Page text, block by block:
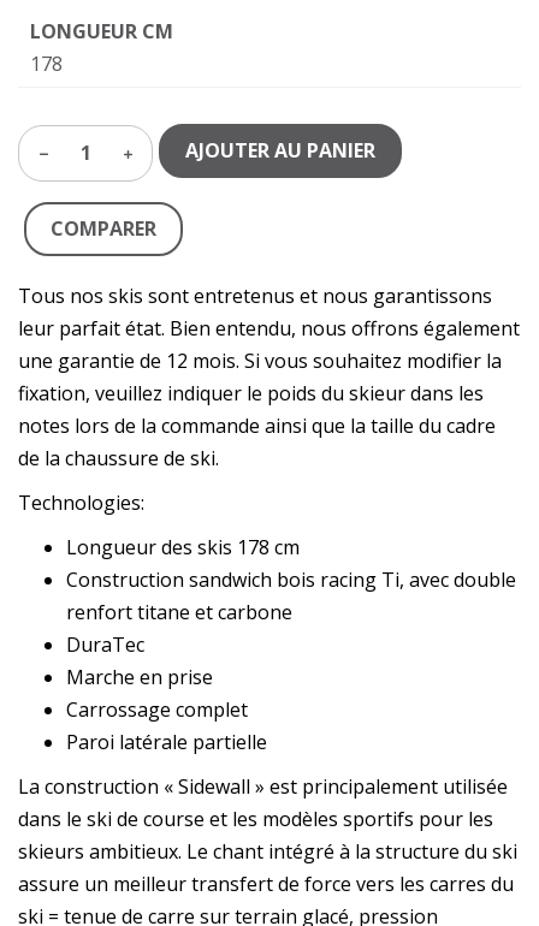
LONGUEUR CM
178
1 AJOUTER AU PANIER
COMPARER
Tous nos skis sont entretenus et nous garantissons
leur parfait état. Bien entendu, nous offrons également
une garantie de 12 mois. Si vous souhaitez modifier la
fixation, veuillez indiquer le poids du skieur dans les
notes lors de la commande ainsi que la taille du cadre
de la chaussure de ski.
Technologies:
Longueur des skis 178 cm
Construction sandwich bois racing Ti, avec double
renfort titane et carbone
DuraTec
Marche en prise
Carrossage complet
Paroi latérale partielle
La construction « Sidewall » est principalement utilisée
dans le ski de course et les modèles sportifs pour les
skieurs ambitieux. Le chant intégré à la structure du ski
assure un meilleur transfert de force vers les carres du
ski = tenue de carre sur terrain glacé, pression